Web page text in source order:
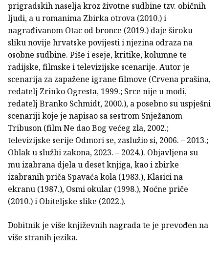
prigradskih naselja kroz životne sudbine tzv. običnih
ljudi, a u romanima Zbirka otrova (2010.) i
nagrađivanom Otac od bronce (2019.) daje široku
sliku novije hrvatske povijesti i njezina odraza na
osobne sudbine. Piše i eseje, kritike, kolumne te
radijske, filmske i televizijske scenarije. Autor je
scenarija za zapažene igrane filmove (Crvena prašina,
redatelj Zrinko Ogresta, 1999.; Srce nije u modi,
redatelj Branko Schmidt, 2000.), a posebno su uspješni
scenariji koje je napisao sa sestrom Snježanom
Tribuson (film Ne dao Bog većeg zla, 2002.;
televizijske serije Odmori se, zaslužio si, 2006. – 2013.;
Oblak u službi zakona, 2023. – 2024.). Objavljena su
mu izabrana djela u deset knjiga, kao i zbirke
izabranih priča Spavaća kola (1983.), Klasici na
ekranu (1987.), Osmi okular (1998.), Noćne priče
(2010.) i Obiteljske slike (2022.).
Dobitnik je više književnih nagrada te je prevođen na
više stranih jezika.